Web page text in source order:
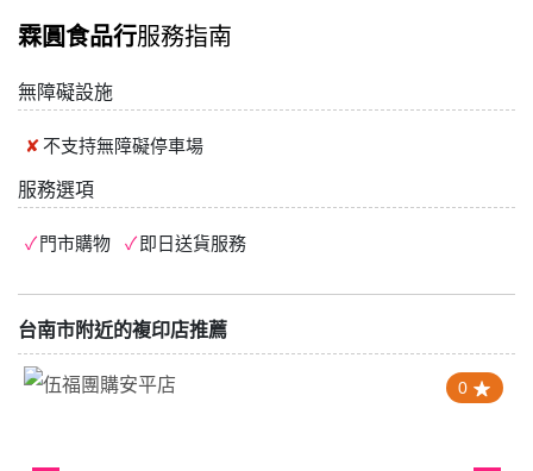
霖圓食品行服務指南
無障礙設施
不支持無障礙停車場
服務選項
門市購物 即日送貨服務
台南市附近的複印店推薦
0